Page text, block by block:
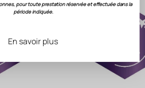
pour toute prestation réservée et effectuée dans la
période indiquée.
En savoir plus